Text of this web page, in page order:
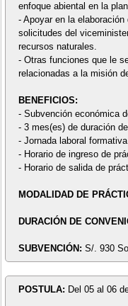
enfoque abiental en la
- Apoyar en la
solicitudes del
recursos naturales.
- Otras funciones que le
relacionadas a la misión
BENEFICIOS:
- Subvención económica
- 3 mes(es) de duración
- Jornada laboral
- Horario de ingreso de
- Horario de salida de
MODALIDAD DE
DURACIÓN DE
SUBVENCIÓN: S/. 930
POSTULA: Del 05 al 06